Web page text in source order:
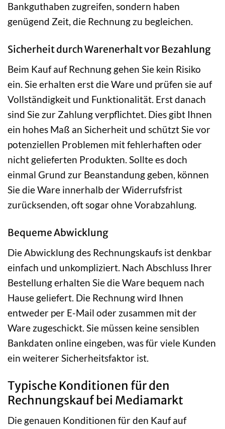
Bankguthaben zugreifen, sondern haben
genügend Zeit, die Rechnung zu begleichen.
Sicherheit durch Warenerhalt vor Bezahlung
Beim Kauf auf Rechnung gehen Sie kein Risiko
ein. Sie erhalten erst die Ware und prüfen sie auf
Vollständigkeit und Funktionalität. Erst danach
sind Sie zur Zahlung verpflichtet. Dies gibt Ihnen
ein hohes Maß an Sicherheit und schützt Sie vor
potenziellen Problemen mit fehlerhaften oder
nicht gelieferten Produkten. Sollte es doch
einmal Grund zur Beanstandung geben, können
Sie die Ware innerhalb der Widerrufsfrist
zurücksenden, oft sogar ohne Vorabzahlung.
Bequeme Abwicklung
Die Abwicklung des Rechnungskaufs ist denkbar
einfach und unkompliziert. Nach Abschluss Ihrer
Bestellung erhalten Sie die Ware bequem nach
Hause geliefert. Die Rechnung wird Ihnen
entweder per E-Mail oder zusammen mit der
Ware zugeschickt. Sie müssen keine sensiblen
Bankdaten online eingeben, was für viele Kunden
ein weiterer Sicherheitsfaktor ist.
Typische Konditionen für den
Rechnungskauf bei Mediamarkt
Die genauen Konditionen für den Kauf auf